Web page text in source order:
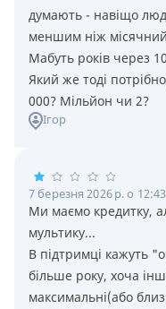
думають - навiщо
меншим нiж
Мабуть рокiв через
Який же тодi
000? Мiльйон чи 2?
Ігор
7 березня 2026 р. о 12:43
Ми маємо кредитку,
мультику...
В підтримці кажуть
більше року, хоча
максимальні(або